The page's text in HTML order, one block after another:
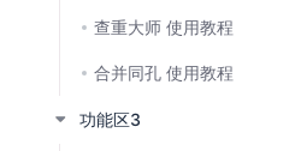
查重大师 使用教程
合并同孔 使用教程
功能区3